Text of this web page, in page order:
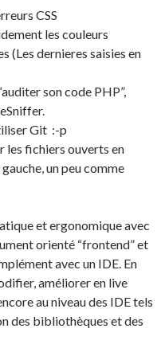
CSS
les couleurs
(Les dernieres saisies en
son code PHP”,
Git :-p
les fichiers ouverts en
un peu comme
et ergonomique avec
orienté “frontend” et
avec un IDE. En
améliorer en live
au niveau des IDE tels
des bibliothèques et des